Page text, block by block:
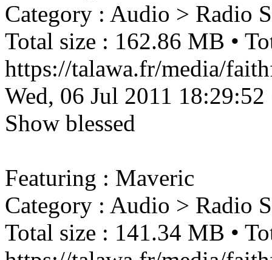
Category : Audio > Radio
Total size : 162.86 MB •
https://talawa.fr/media/
Wed, 06 Jul 2011 18:29:52
Show blessed
Featuring : Maveric
Category : Audio > Radio
Total size : 141.34 MB •